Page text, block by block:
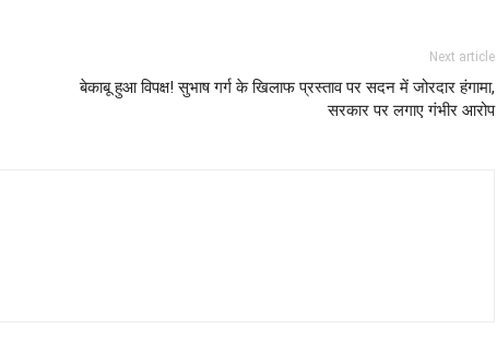
Next article
बेकाबू हुआ विपक्ष! सुभाष गर्ग के खिलाफ प्रस्ताव पर सदन में जोरदार हंगामा,
सरकार पर लगाए गंभीर आरोप